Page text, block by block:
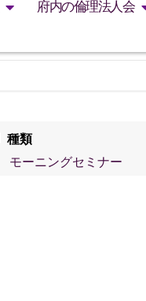
府内の倫理法人会
種類
モーニングセミナー